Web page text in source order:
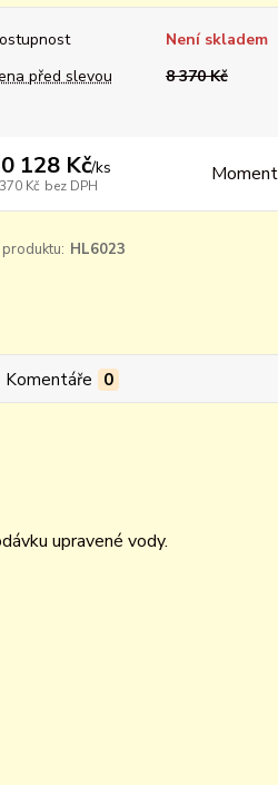
Není skladem
před slevou
8 370 Kč
128 Kč/ks
Kč bez DPH
HL6023
Komentáře 0
upravené vody.